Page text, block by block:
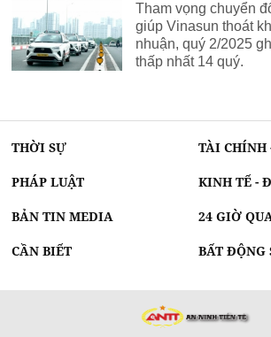
Tham vọng chuyển
giúp Vinasun thoát
nhuận, quý 2/2025
thấp nhất 14 quý.
THỜI SỰ TÀI CHÍNH
PHÁP LUẬT KINH TẾ -
BẢN TIN MEDIA 24 GIỜ
CẦN BIẾT BẤT ĐỘNG